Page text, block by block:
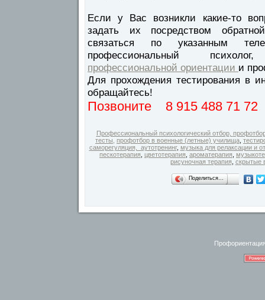
Если у Вас возникли какие-то
задать их посредством
связаться по указанным
профессиональный
профессиональной ориентации и
Для прохождения тестирования в
обращайтесь!
Позвоните 8 915 488 71 72
Профессиональный психологический отбор,
тесты профотбор в военные (летные) училища
саморегуляция, аутотренинг, музыка для релаксации и
пескотерапия цветотерапия ароматерапия
рисуночная терапия скрытые
Поделиться…